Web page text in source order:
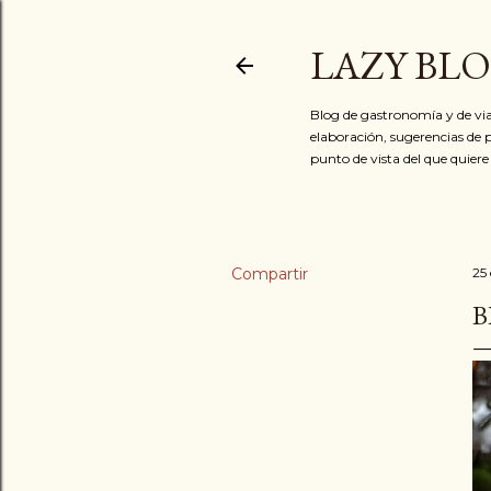
LAZY
Blog de gastronomía y de
elaboración, sugerencias de
punto de vista del que
Compartir 25